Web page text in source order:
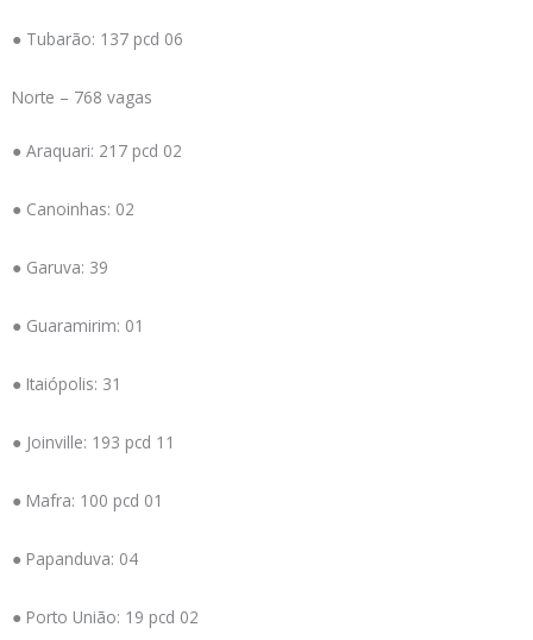
● Tubarão: 137 pcd 06
Norte – 768 vagas
● Araquari: 217 pcd 02
● Canoinhas: 02
● Garuva: 39
● Guaramirim: 01
● Itaiópolis: 31
● Joinville: 193 pcd 11
● Mafra: 100 pcd 01
● Papanduva: 04
● Porto União: 19 pcd 02